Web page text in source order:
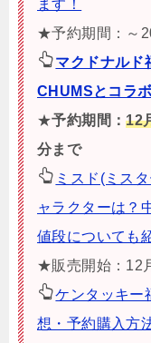
ます！
★予約期間：～
マクドナルド
CHUMSとコラ
★予約期間：12
分まで
ミスド(ミス
ャラクターは？
値段についても
★販売開始：12
ケンタッキー
想・予約購入方